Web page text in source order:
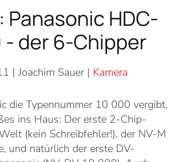
Panasonic HDC-
- der 6-Chipper
| Joachim Sauer | Kamera
die Typennummer 10 000 vergibt,
ins Haus: Der erste 2-Chip-
(kein Schreibfehler!), der NV-M
und natürlich der erste DV-